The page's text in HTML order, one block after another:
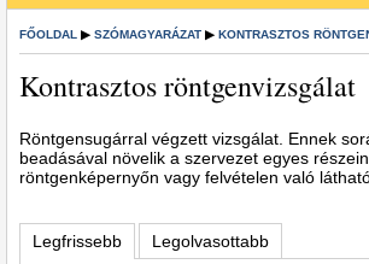
FŐOLDAL ▶ SZÓMAGYARÁZAT ▶ KONTRASZTOS
Kontrasztos röntgenvizsgálat
Röntgensugárral végzett vizsgálat. Ennek
beadásával növelik a szervezet egyes
röntgenképernyőn vagy felvételen való
Legfrissebb Legolvasottabb